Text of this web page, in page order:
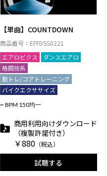
【単曲】COUNTDOWN
商品番号：EFFDSS0221
エアロビクス
ダンスエアロ
格闘技系
筋トレ/コアトレーニング
バイクエクササイズ
BPM 150均一
商用利用向けダウンロード
（複製許諾付き）
￥880 （税込）
試聴する